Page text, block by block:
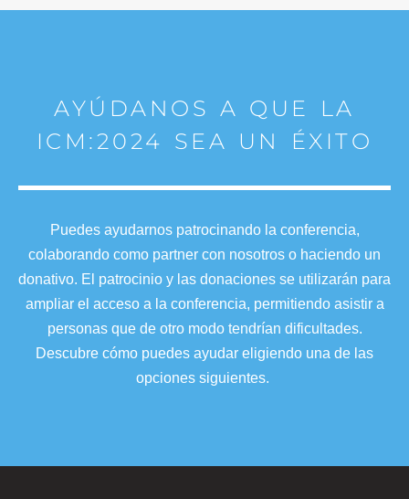
AYÚDANOS A QUE LA
ICM:2024 SEA UN ÉXITO
Puedes ayudarnos patrocinando la conferencia,
colaborando como partner con nosotros o haciendo un
donativo. El patrocinio y las donaciones se utilizarán para
ampliar el acceso a la conferencia, permitiendo asistir a
personas que de otro modo tendrían dificultades.
Descubre cómo puedes ayudar eligiendo una de las
opciones siguientes.